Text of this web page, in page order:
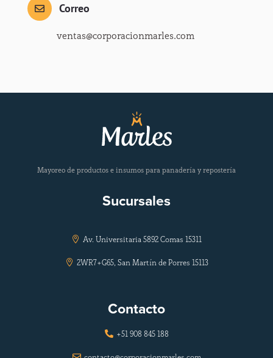
 Correo
ventas@corporacionmarles.com
Mayoreo de productos e insumos para panadería y repostería
Sucursales
 Av. Universitaria 5892 Comas 15311
 2WR7+G65, San Martín de Porres 15113
Contacto
 +51 908 845 188